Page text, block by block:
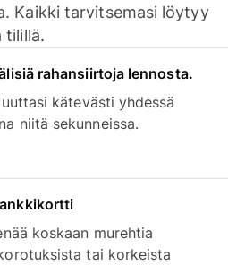
Kaikki tarvitsemasi löytyy
tilillä.
rahansiirtoja lennosta.
kätevästi yhdessä
niitä sekunneissa.
koskaan murehtia
tai korkeista